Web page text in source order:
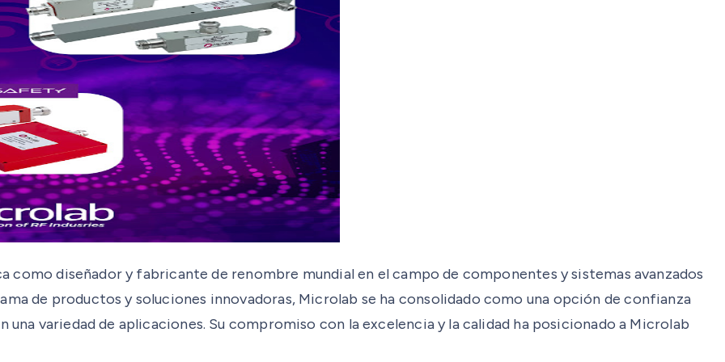
como diseñador y fabricante de renombre mundial en el campo de componentes y sistemas avanzados
de productos y soluciones innovadoras, Microlab se ha consolidado como una opción de confianza
una variedad de aplicaciones. Su compromiso con la excelencia y la calidad ha posicionado a Microlab